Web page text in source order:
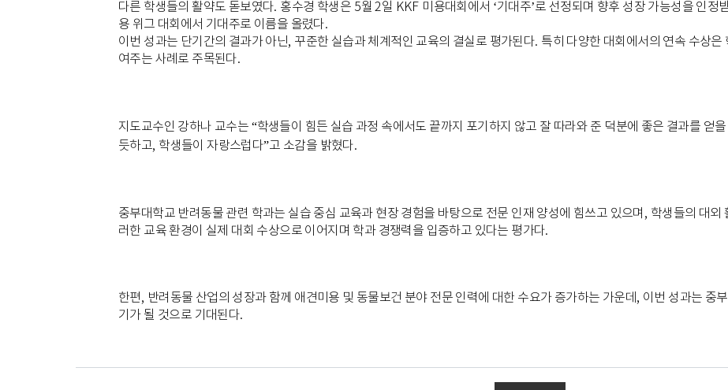
다른 학생들의 활약도 돋보였다. 홍수경 학생은 5월2일 KKF 미용대회에서 ‘기대주’로 선정되며 향후 성장 가능성을 인정
용 위그 대회에서 기대주로 이름을 올렸다.
이번 성과는 단기간의 결과가 아닌, 꾸준한 실습과 체계적인 교육의 결실로 평가된다. 특히 다양한 대회에서의 연속 수상
여주는 사례로 주목된다.
지도교수인 강하나 교수는 “학생들이 힘든 실습 과정 속에서도 끝까지 포기하지 않고 잘 따라와 준 덕분에 좋은 결과를 얻
듯하고, 학생들이 자랑스럽다”고 소감을 밝혔다.
중부대학교 반려동물 관련 학과는 실습 중심 교육과 현장 경험을 바탕으로 전문 인재 양성에 힘쓰고 있으며 , 학생들의 대외
러한 교육 환경이 실제 대회 수상으로 이어지며 학과 경쟁력을 입증하고 있다는 평가다.
한편, 반려동물 산업의 성장과 함께 애견미용 및 동물보건 분야 전문 인력에 대한 수요가 증가하는 가운데 , 이번 성과는 중
기가 될 것으로 기대된다.